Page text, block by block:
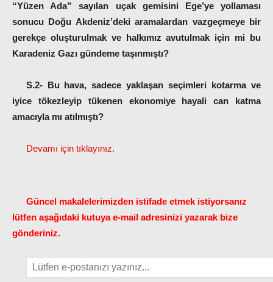
“Yüzen Ada” sayılan uçak gemisini Ege’ye yollaması
sonucu Doğu Akdeniz’deki aramalardan vazgeçmeye bir
gerekçe oluşturulmak ve halkımız avutulmak için mi bu
Karadeniz Gazı gündeme taşınmıştı?
S.2- Bu hava, sadece yaklaşan seçimleri kotarma ve
iyice tökezleyip tükenen ekonomiye hayali can katma
amacıyla mı atılmıştı?
Devamı için tıklayınız.
Güncel makalelerimizden istifade etmek istiyorsanız
lütfen aşağıdaki kutuya e-mail adresinizi yazarak bize
gönderiniz.